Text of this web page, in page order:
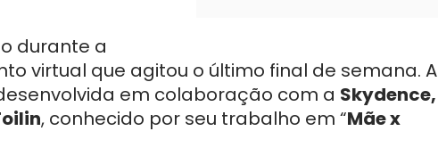
durante a
virtual que agitou o último final de semana. A
em colaboração com a Skydence,
, conhecido por seu trabalho em “Mãe x